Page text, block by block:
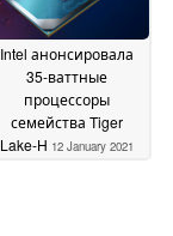
Intel анонсировала
35-ваттные
процессоры
семейства Tiger
Lake-H 12 January 2021